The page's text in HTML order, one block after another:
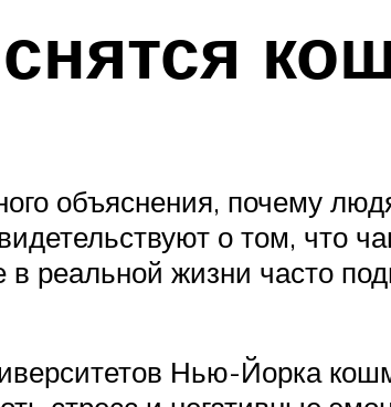
объяснения, почему
о том, что
в реальной жизни часто
Нью-Йорка